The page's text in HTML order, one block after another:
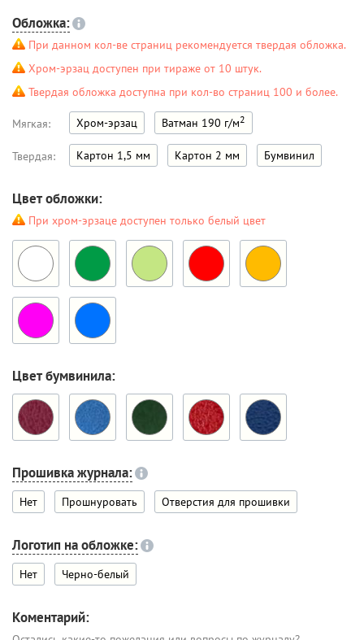
Обложка:
При данном кол-ве страниц рекомендуется твердая обложка.
Хром-эрзац доступен при тираже от 10 штук.
Твердая обложка доступна при кол-во страниц 100 и более.
Мягкая: Хром-эрзац Ватман 190 г/м2
Твердая: Картон 1,5 мм Картон 2 мм Бумвинил
Цвет обложки:
При хром-эрзаце доступен только белый цвет
Цвет бумвинила:
Прошивка журнала:
Нет Прошнуровать Отверстия для прошивки
Логотип на обложке:
Нет Черно-белый
Коментарий: